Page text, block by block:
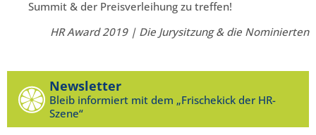
Summit & der Preisverleihung zu treffen!
HR Award 2019 | Die Jurysitzung & die Nominierten
Newsletter
Bleib informiert mit dem „Frischekick der HR-
Szene“